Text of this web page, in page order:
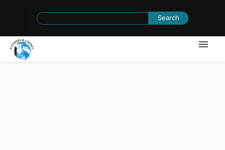
Search